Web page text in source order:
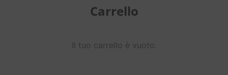
Carrello
Il tuo carrello è vuoto.